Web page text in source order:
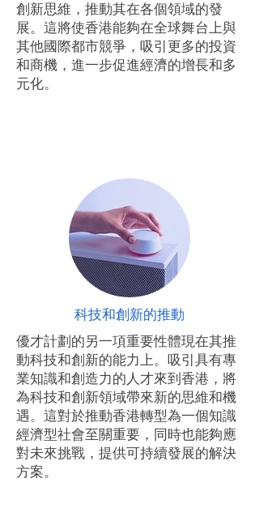
創新思維，推動其在各個領域的發
展。這將使香港能夠在全球舞台上與
其他國際都市競爭，吸引更多的投資
和商機，進一步促進經濟的增長和多
元化。
科技和創新的推動
優才計劃的另一項重要性體現在其推
動科技和創新的能力上。吸引具有專
業知識和創造力的人才來到香港，將
為科技和創新領域帶來新的思維和機
遇。這對於推動香港轉型為一個知識
經濟型社會至關重要，同時也能夠應
對未來挑戰，提供可持續發展的解決
方案。